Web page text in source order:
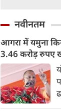
नवीनतम
आगरा में यमुना
3.46 करोड़ रुपए
खास सुविधाएं